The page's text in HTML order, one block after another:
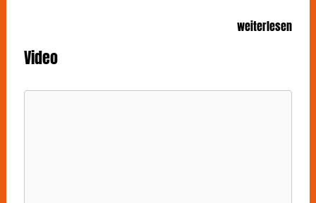
kommen im Frühjahr auf Tour!
Mit über 75 Millionen Streams und Shows auf der
ganzen Welt haben
Metal gehören! In 2025 machen sie in gleich acht
weiterlesen
Video